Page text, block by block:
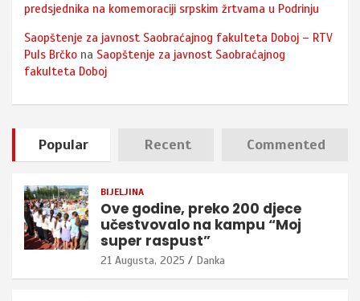
predsjednika na komemoraciji srpskim žrtvama u Podrinju
Saopštenje za javnost Saobraćajnog fakulteta Doboj – RTV
Puls Brčko na Saopštenje za javnost Saobraćajnog
fakulteta Doboj
Popular Recent Commented
BIJELJINA
Ove godine, preko 200 djece
učestvovalo na kampu “Moj
super raspust”
21 Augusta, 2025 Danka